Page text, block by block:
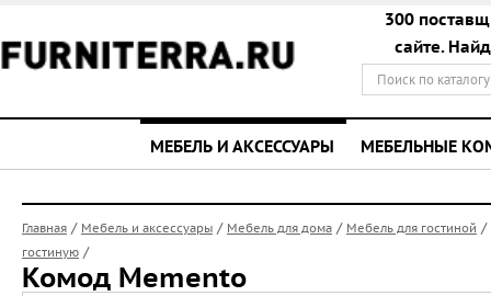
300
сайте.
МЕБЕЛЬ И АКСЕССУАРЫ МЕБЕЛЬНЫЕ
Главная / Мебель и аксессуары / Мебель для дома / Мебель для гостиной /
гостиную /
Комод Memento